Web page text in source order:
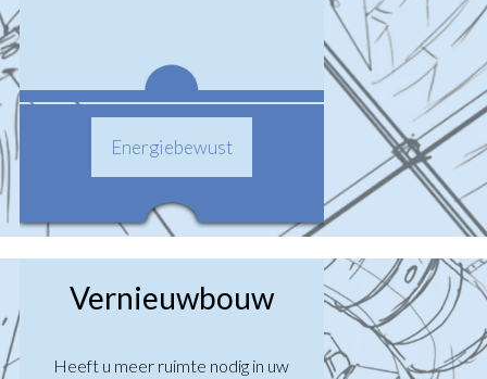
Energiebewust
Vernieuwbouw
Heeft u meer ruimte nodig in uw